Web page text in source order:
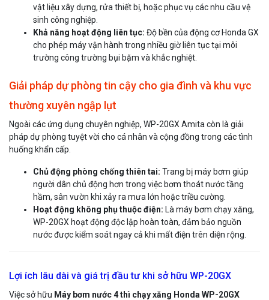
vật liệu xây dựng, rửa thiết bị, hoặc phục vụ các nhu cầu vệ
sinh công nghiệp.
Khả năng hoạt động liên tục: Độ bền của động cơ Honda GX
cho phép máy vận hành trong nhiều giờ liên tục tại môi
trường công trường bụi bặm và khắc nghiệt.
Giải pháp dự phòng tin cậy cho gia đình và khu vực
thường xuyên ngập lụt
Ngoài các ứng dụng chuyên nghiệp, WP-20GX Amita còn là giải
pháp dự phòng tuyệt vời cho cá nhân và cộng đồng trong các tình
huống khẩn cấp.
Chủ động phòng chống thiên tai: Trang bị máy bơm giúp
người dân chủ động hơn trong việc bơm thoát nước tầng
hầm, sân vườn khi xảy ra mưa lớn hoặc triều cường.
Hoạt động không phụ thuộc điện: Là máy bơm chạy xăng,
WP-20GX hoạt động độc lập hoàn toàn, đảm bảo nguồn
nước được kiểm soát ngay cả khi mất điện trên diện rộng.
Lợi ích lâu dài và giá trị đầu tư khi sở hữu WP-20GX
Việc sở hữu Máy bơm nước 4 thì chạy xăng Honda WP-20GX